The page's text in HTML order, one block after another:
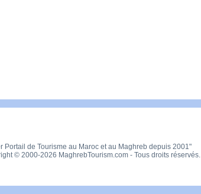
Portail de Tourisme au Maroc et au Maghreb depuis 2001"
© 2000-2026 MaghrebTourism.com - Tous droits réservés.